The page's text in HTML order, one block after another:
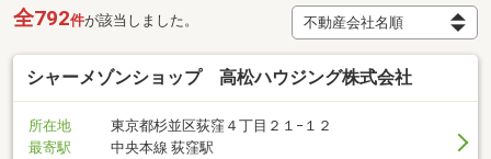
全792件が該当しました。
シャーメゾンショップ 高松ハウジング株式会社
所在地
東京都杉並区荻窪４丁目２１−１２
最寄駅
中央本線 荻窪駅